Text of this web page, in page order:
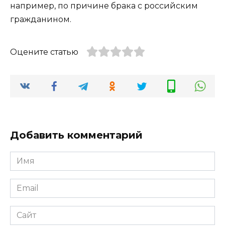
например, по причине брака с российским
гражданином.
Оцените статью
Добавить комментарий
Имя
*
Email
*
Сайт